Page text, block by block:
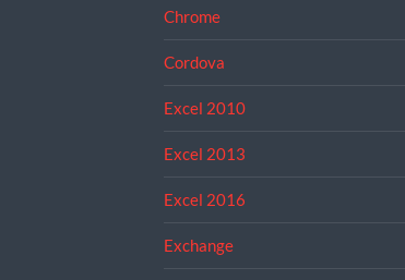
Chrome
Cordova
Excel 2010
Excel 2013
Excel 2016
Exchange